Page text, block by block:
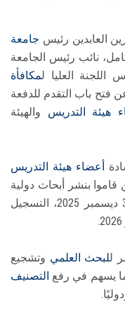
العابدين رئيس جامعة
نائب رئيس الجامعة
اللجنة العليا لمكافأة
فتح باب التقدم للدفعة
هيئة التدريس والهيئة
أعضاء هيئة التدريس
قاموا بنشر أبحاث دولية
خلال الفترة من 1 يوليو 2025 وحتى 31 ديسمبر 2025، التسجيل
للبحث العلمي وتشجيع
يسهم في رفع التصنيف